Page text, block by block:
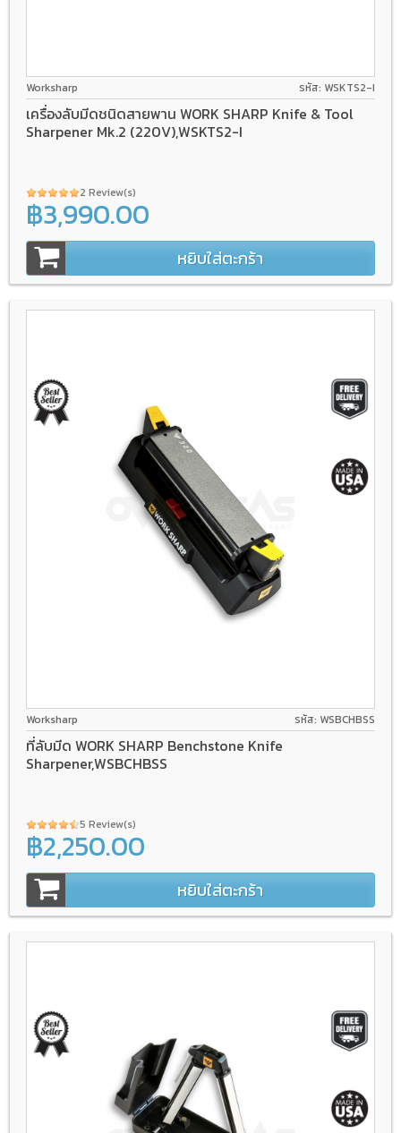
Worksharp รหัส: WSKTS2-I
เครื่องลับมีดชนิดสายพาน WORK SHARP Knife & Tool
Sharpener Mk.2 (220V),WSKTS2-I
2 Review(s)
฿3,990.00
หยิบใส่ตะกร้า
Worksharp รหัส: WSBCHBSS
ที่ลับมีด WORK SHARP Benchstone Knife
Sharpener,WSBCHBSS
5 Review(s)
฿2,250.00
หยิบใส่ตะกร้า